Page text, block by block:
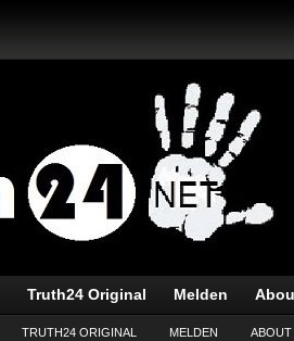
Truth24 Original Melden
TRUTH24 ORIGINAL MELDEN ABOUT